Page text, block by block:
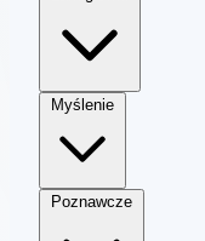
Myślenie
Poznawcze